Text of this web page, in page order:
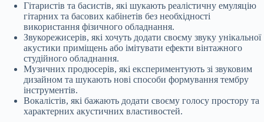
Гітаристів та басистів, які шукають реалістичну емуляцію
гітарних та басових кабінетів без необхідності
використання фізичного обладнання.
Звукорежисерів, які хочуть додати своєму звуку унікальної
акустики приміщень або імітувати ефекти вінтажного
студійного обладнання.
Музичних продюсерів, які експериментують зі звуковим
дизайном та шукають нові способи формування тембру
інструментів.
Вокалістів, які бажають додати своєму голосу простору та
характерних акустичних властивостей.